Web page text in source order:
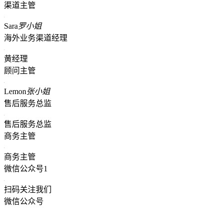
渠道主管
Sara罗小姐
海外业务渠道经理
黄经理
顾问主管
Lemon张小姐
售后服务总监
售后服务总监
商务主管
商务主管
微信公众号1
扫码关注我们
微信公众号